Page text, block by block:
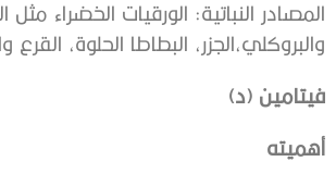
المصادر النباتية: الورقيات الخضراء مثل
والبروكلي،الجزر، البطاطا الحلوة، القرع
فيتامين (د)
أهميته